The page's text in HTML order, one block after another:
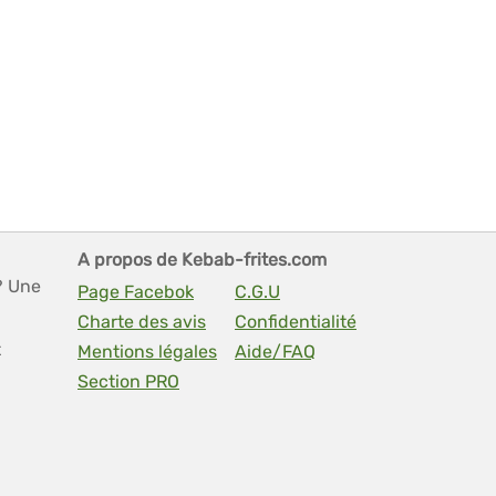
Une
A propos de Kebab-frites.com
Page Facebok
C.G.U
Charte des avis
Confidentialité
Mentions légales
Aide/FAQ
Section PRO